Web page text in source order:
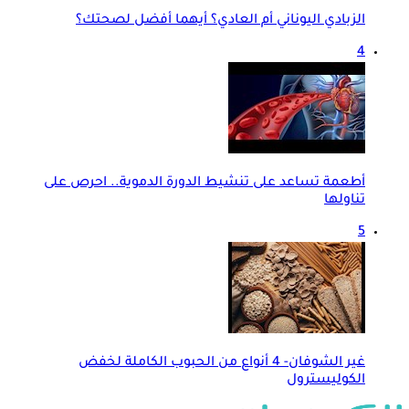
الزبادي اليوناني أم العادي؟ أيهما أفضل لصحتك؟
4
أطعمة تساعد على تنشيط الدورة الدموية.. احرص على
تناولها
5
غير الشوفان- 4 أنواع من الحبوب الكاملة لخفض
الكوليسترول